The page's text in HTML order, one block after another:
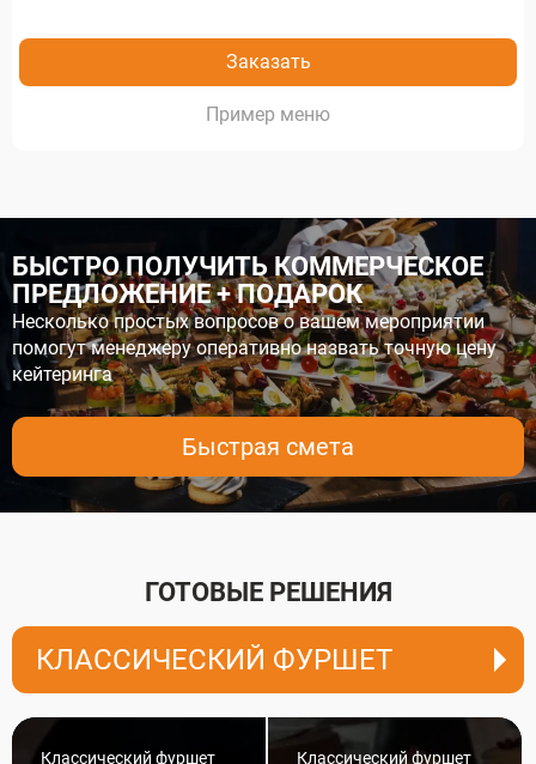
Заказать
меню
БЫСТРО ПОЛУЧИТЬ КОММЕРЧЕСКОЕ
ПРЕДЛОЖЕНИЕ + ПОДАРОК
Несколько простых вопросов о вашем мероприятии
помогут менеджеру оперативно назвать точную цену
кейтеринга
Быстрая смета
ГОТОВЫЕ РЕШЕНИЯ
КЛАССИЧЕСКИЙ ФУРШЕТ
Классический фуршет Классический фуршет